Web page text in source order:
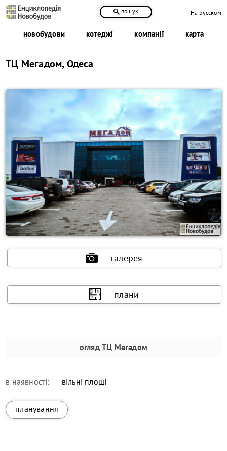
новобудови котеджі компанії карта
пошук На русском
ТЦ Мегадом, Одеса
галерея
плани
оглядТЦ Мегадом
в наявності: вільні площі
планування